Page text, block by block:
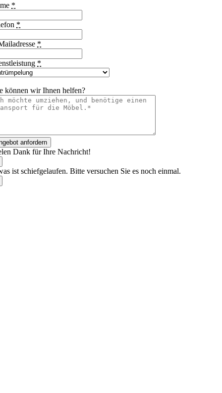
*
*
*
*
können wir Ihnen helfen?
anfordern
Dank für Ihre Nachricht!
ist schiefgelaufen. Bitte versuchen Sie es noch einmal.